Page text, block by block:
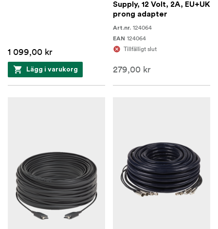
1 099,00 kr
Lägg i varukorg
Supply, 12 Volt, 2A, EU+UK
prong adapter
Art.nr. 124064
EAN 124064
Tillfälligt slut
279,00 kr